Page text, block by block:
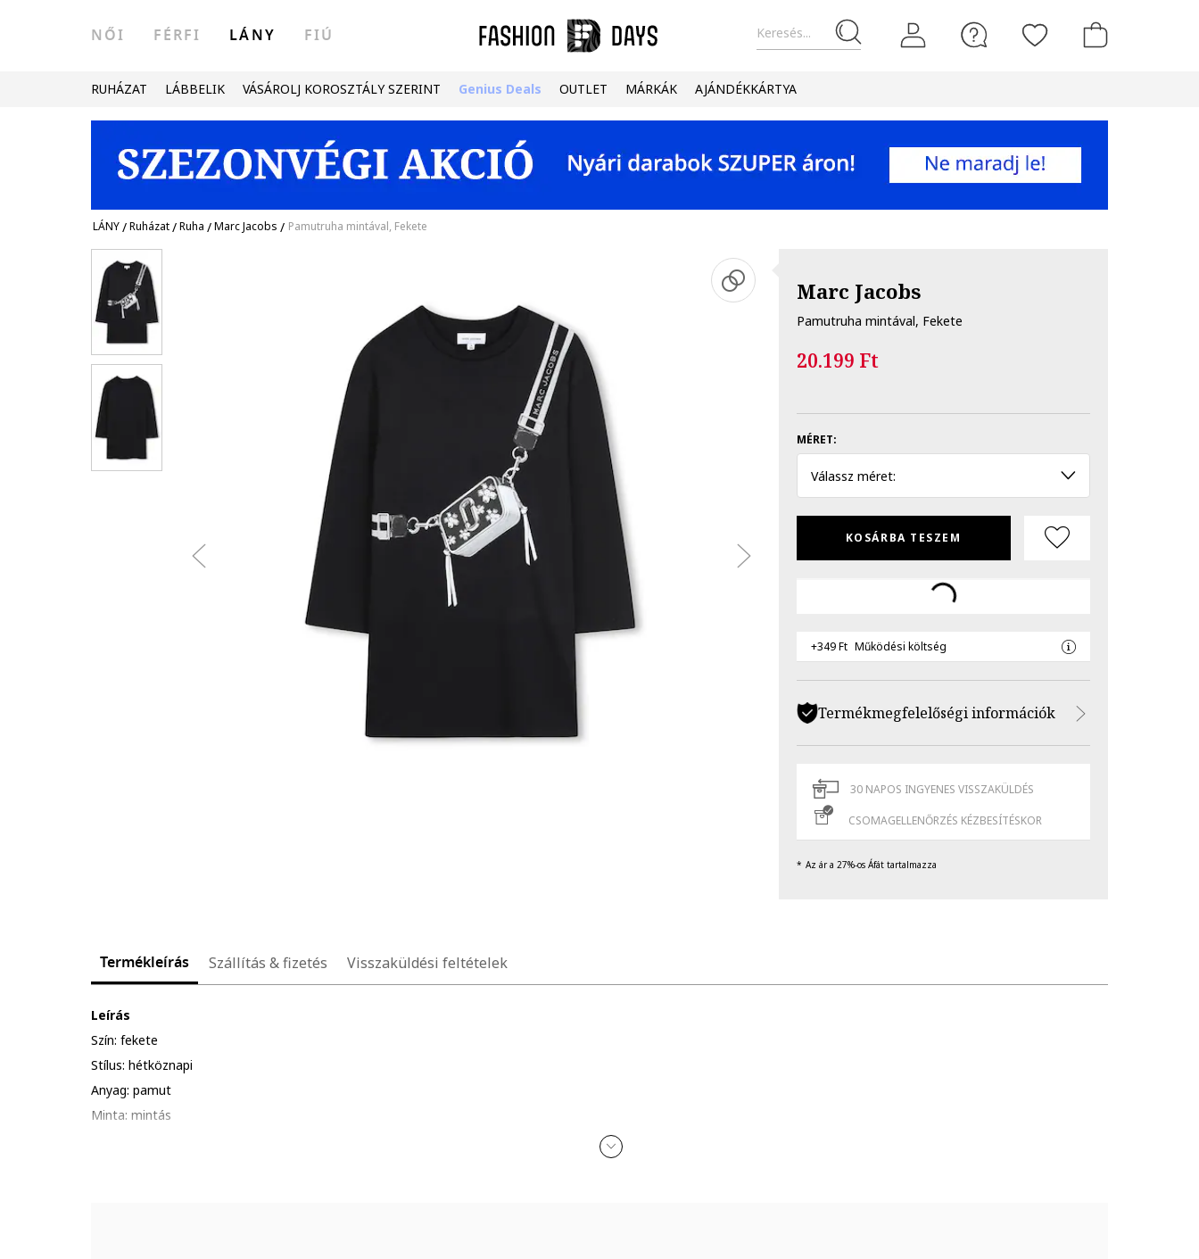
Keresés...
NŐI FÉRFI LÁNY FIÚ
RUHÁZAT LÁBBELIK VÁSÁROLJ KOROSZTÁLY SZERINT Genius Deals OUTLET MÁRKÁK AJÁNDÉKKÁRTYA
LÁNY/Ruházat/Ruha /Marc Jacobs / Pamutruha mintával, Fekete
Marc Jacobs
Pamutruha mintával, Fekete
20.199 Ft
MÉRET:
Válassz méret:
KOSÁRBA TESZEM
+349 Ft Működési költség
Termékmegfelelőségi információk
30 NAPOS INGYENES VISSZAKÜLDÉS
CSOMAGELLENŐRZÉS KÉZBESÍTÉSKOR
Az ár a 27%-os Áfát tartalmazza
Termékleírás Szállítás & fizetés Visszaküldési feltételek
Leírás
Szín: fekete
Stílus: hétköznapi
Anyag: pamut
Minta: mintás